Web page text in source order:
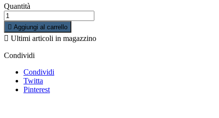
Quantità
 Aggiungi al carrello
 Ultimi articoli in magazzino
Condividi
Condividi
Twitta
Pinterest